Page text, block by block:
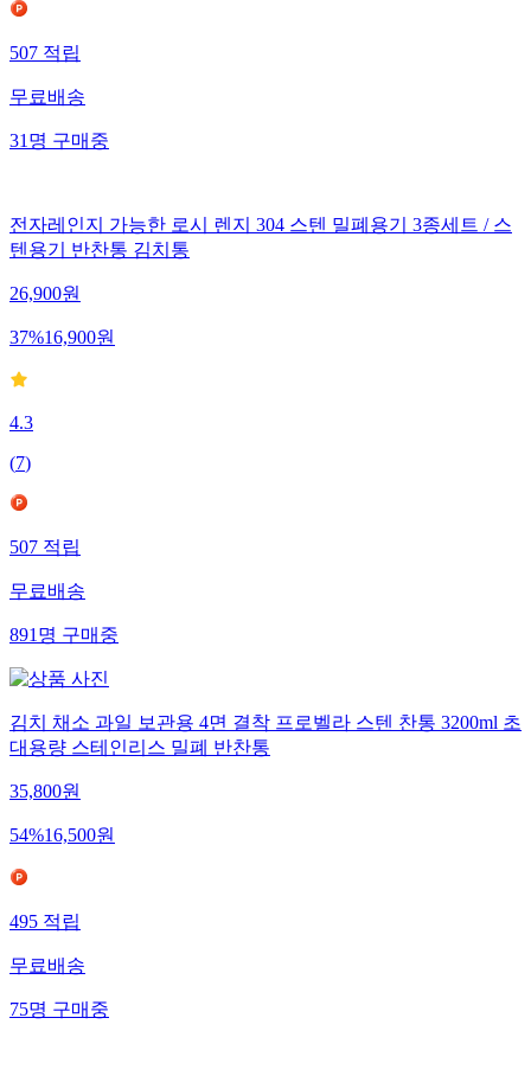
507 적립
무료배송
31 명 구매중
전자레인지 가능한 로시 렌지 304 스텐 밀폐용기 3종세트 / 스
텐용기 반찬통 김치통
26,900원
37%16,900원
4.3
(7)
507 적립
무료배송
891 명 구매중
김치 채소 과일 보관용 4면 결착 프로벨라 스텐 찬통 3200ml 초
대용량 스테인리스 밀폐 반찬통
35,800원
54%16,500원
495 적립
무료배송
75명 구매중